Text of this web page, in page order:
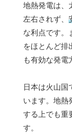
地熱発電は、
左右されず、
な利点です。
をほとんど排
も有効な発電
日本は火山国
います。地熱
する上でも重
す。